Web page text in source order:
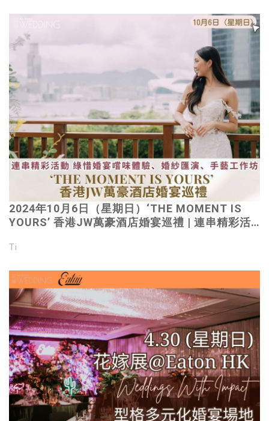
2024年10月6日（星期日）‘THE MOMENT IS
YOURS’ 香港JW萬豪酒店婚宴巡禮 | 連串精彩活
獨家婚嫁禮遇
Ti